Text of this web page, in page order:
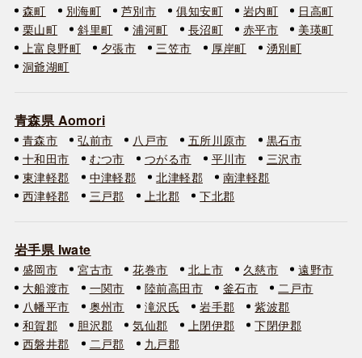
森町 別海町 芦別市 俱知安町 岩内町
日高町
栗山町
斜里町 浦河町 長沼町 赤平市
美瑛町
上富良野町
夕張市 三笠市 厚岸町
湧別町
洞爺湖町
青森県 Aomori
青森市 弘前市 八戸市 五所川原市
黒石市
十和田市
むつ市 つがる市 平川市
三沢市
東津軽郡
中津軽郡 北津軽郡
南津軽郡
西津軽郡
三戸郡 上北郡 下北郡
岩手県 Iwate
盛岡市 宮古市 花巻市 北上市 久慈市
遠野市
大船渡市
一関市 陸前高田市 釜石市
二戸市
八幡平市
奥州市 滝沢氏 岩手郡
紫波郡
和賀郡
胆沢郡 気仙郡 上閉伊郡
下閉伊郡
西磐井郡
二戸郡 九戸郡